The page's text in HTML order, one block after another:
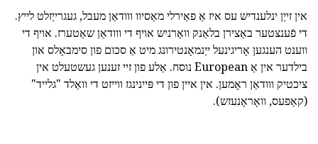
אין זייַן ינלענדיש עס איז אַ פאַירלי מאַסיוו ווודאַן מעבל, געגרייַזלט לייץ.
די פֿענצטער באַצירן בלאַנק וואַרניש אויף די ווודאַן שאַטערז. אויף די
ווענט הענגען אָריגינעל ייַנמאָנטירונג מיט אַ סכום פון סימבאָלס און
בילדער אין אַ European נוסח. אַלע פון זיי זענען געשטעלט אין
ציכטיק ווודאַן ראָמען. אין איין פון די פּיינינגז ווייזט די וואַלד "גלייד"
(קאַפעס, וואָראָנעזש).